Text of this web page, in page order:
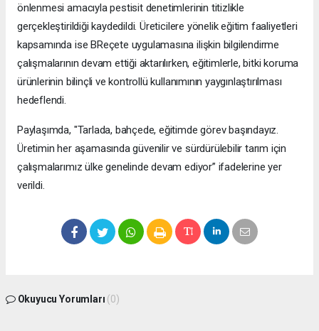
önlenmesi amacıyla pestisit denetimlerinin titizlikle
gerçekleştirildiği kaydedildi. Üreticilere yönelik eğitim faaliyetleri
kapsamında ise BReçete uygulamasına ilişkin bilgilendirme
çalışmalarının devam ettiği aktarılırken, eğitimlerle, bitki koruma
ürünlerinin bilinçli ve kontrollü kullanımının yaygınlaştırılması
hedeflendi.
Paylaşımda, "Tarlada, bahçede, eğitimde görev başındayız.
Üretimin her aşamasında güvenilir ve sürdürülebilir tarım için
çalışmalarımız ülke genelinde devam ediyor” ifadelerine yer
verildi.
Okuyucu Yorumları (0)